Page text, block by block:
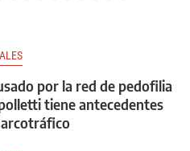
por la red de pedofilia
tiene antecedentes